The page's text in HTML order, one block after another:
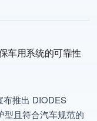
车用系统的可靠性
布推出 DIODES
型且符合汽车规范的